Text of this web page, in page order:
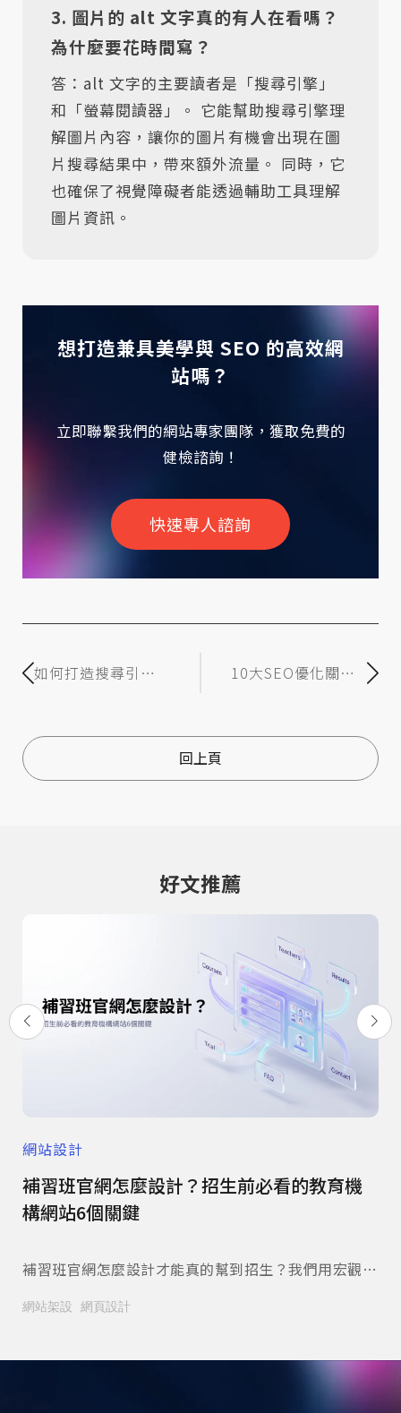
3. 圖片的 alt 文字真的有人在看嗎？
為什麼要花時間寫？
答：alt 文字的主要讀者是「搜尋引擎」
和「螢幕閱讀器」。 它能幫助搜尋引擎理
解圖片內容，讓你的圖片有機會出現在圖
片搜尋結果中，帶來額外流量。 同時，它
也確保了視覺障礙者能透過輔助工具理解
圖片資訊。
想打造兼具美學與 SEO 的高效網
站嗎？
立即聯繫我們的網站專家團隊，獲取免費的
健檢諮詢！
快速專人諮詢
如何打造搜尋引擎
(下)
10大SEO優化關鍵
回上頁
好文推薦
網站設計
補習班官網怎麼設計？招生前必看的教育機
構網站6個關鍵
補習班官網怎麼設計才能真的幫到招生？我們用宏觀美
現與諮詢動線的規劃重點，附家長常見問題整理。立即
網站架設 網頁設計
網